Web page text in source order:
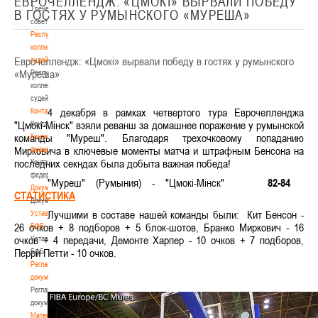
Тренерский
совет
Республиканская
коллегия
судей
Республиканская
коллегия
судей
Контакты
Контакты
Контакты
федерации
Контакты
федерации
Документы
Документы
Устав
БФБ
Устав
БФБ
Регламентирующие
документы
Регламентирующие
документы
Материалы
В ГОСТЯХ У РУМЫНСКОГО «МУРЕША»
Еврочеллендж: «Цмокi» вырвали победу в гостях у румынского
«Муреша»
4 декабря в рамках четвертого тура Еврочелленджа
"Цмокi-Мiнск" взяли реванш за домашнее поражение у румынской
команды "Муреш". Благодаря трехочковому попаданию
Мирковича в ключевые моменты матча и штрафным Бенсона на
последних секндах была добыта важная победа!
"Муреш" (Румыния) - "Цмокi-Мiнск" 82-84
СТАТИСТИКА
Лучшими в составе нашей команды были: Кит Бенсон -
26 очков + 8 подборов + 5 блок-шотов, Бранко Миркович - 16
очков + 4 передачи, Демонте Харпер - 10 очков + 7 подборов,
Перри Петти - 10 очков.